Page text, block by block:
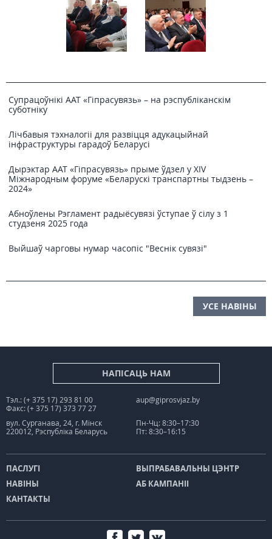
Супрацоўнікі ААТ «Гіпрасувязь» – на рэспубліканскім
суботніку
Лічбавыя тэхналогіі для развіцця адукацыйнай
інфраструктуры гарадоў Беларусі
Дырэктар ААТ «Гіпрасувязь» прыме ўдзел у XIV
Міжнародным форуме «Беларускі транспартны тыдзень –
2024»
Абноўлены Рэгламент радыёсувязі ўступае ў сілу з 1
студзеня 2025 года
Выйшаў чарговы нумар часопіс "Веснiк сувязi"
УСЕ НАВІНЫ
НАПІСАЦЬ НАМ
Тэл.: (+ 375 17) 293 81 00
Факс: (+ 375 17) 373 77 27
aup@giprosvjaz.by
вул. Сурганава, 24, г. Мінск
220012, Рэспубліка Беларусь
Пн-Чц: 8:30–17:30
Пт: 8:30–16:15
ПАСЛУГІ
ВЫПРАБАВАЛЬНЫ ЦЭНТР
НАВІНЫ
АБ КАМПАНІІ
КАНТАКТЫ